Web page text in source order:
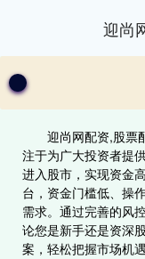
迎尚
迎尚网配资,股票
注于为广大投资者提
进入股市，实现资金
台，资金门槛低、操
需求。通过完善的风
论您是新手还是资深
案，轻松把握市场机